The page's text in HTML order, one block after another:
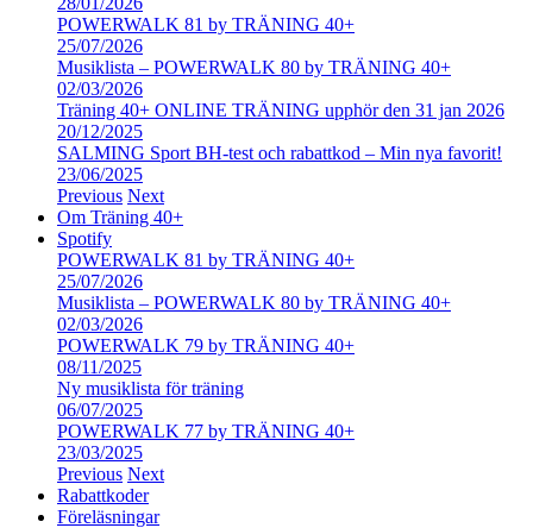
POWERWALK 81 by TRÄNING 40+
25/07/2026
Musiklista – POWERWALK 80 by TRÄNING 40+
02/03/2026
Träning 40+ ONLINE TRÄNING upphör den 31 jan 2026
20/12/2025
SALMING Sport BH-test och rabattkod – Min nya favorit!
23/06/2025
Previous Next
Om Träning 40+
Spotify
POWERWALK 81 by TRÄNING 40+
25/07/2026
Musiklista – POWERWALK 80 by TRÄNING 40+
02/03/2026
POWERWALK 79 by TRÄNING 40+
08/11/2025
Ny musiklista för träning
06/07/2025
POWERWALK 77 by TRÄNING 40+
23/03/2025
Previous Next
Rabattkoder
Föreläsningar